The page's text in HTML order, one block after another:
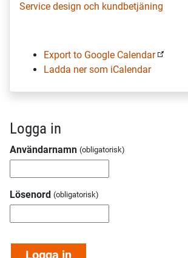
Service design och kundbetjäning
Export to Google Calendar
Ladda ner som iCalendar
Logga in
Användarnamn
Lösenord